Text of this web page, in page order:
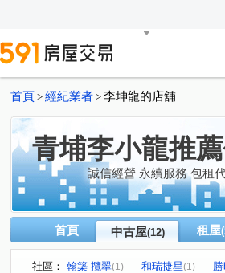
首頁 > 經紀業者 > 李坤龍的店舖
青埔李小龍推
誠信經營 永續服務 包租
首頁 中古屋(12) 租屋
社區： 翰築 攬翠(1) 和瑞捷星(1)